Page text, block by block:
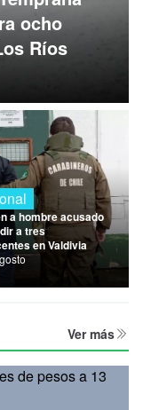
ocho
Ríos
a hombre acusado
a tres
en Valdivia
Ver más